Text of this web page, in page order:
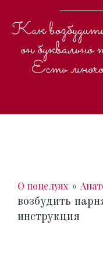
Как
он
Есть много
О поцелуях »
возбудить
инструкция